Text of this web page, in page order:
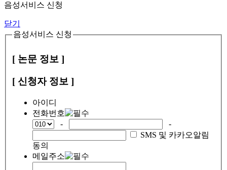
음성서비스 신청
닫기
음성서비스 신청
[ 논문 정보 ]
[ 신청자 정보 ]
아이디
전화번호
-
-
SMS 및 카카오알림
동의
메일주소